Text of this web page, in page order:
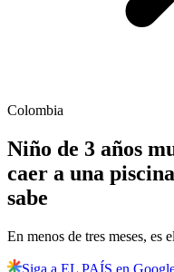
Colombia
Niño de 3 años
caer a una
sabe
En menos de tres meses, es